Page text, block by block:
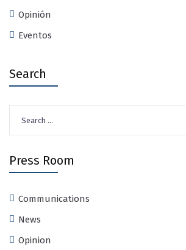
Opinión
Eventos
Search
for:
Press Room
Communications
News
Opinion